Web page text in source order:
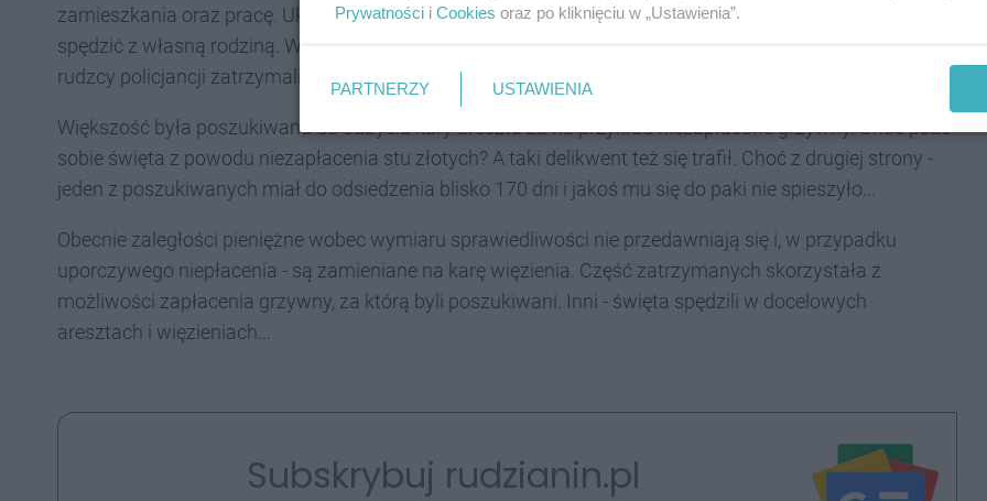
zamieszkania oraz pracę. Ukrywają się u swoich znajomych lub rodziny. Jednak święta każdy chce
spędzić z własną rodziną. Wtedy wystarczy przyjść i zapukać... Tylko w ciągu świątecznego weekendu
rudzcy policjancji zatrzymali 15 osób poszukiwanych przez wymiar sprawiedliwości.
Większość była poszukiwana do odbycia kary aresztu za na przykład niezapłacone grzywny. Choć psuć
sobie święta z powodu niezapłacenia stu złotych? A taki delikwent też się trafił. Choć z drugiej strony -
jeden z poszukiwanych miał do odsiedzenia blisko 170 dni i jakoś mu się do paki nie spieszyło...
Obecnie zaległości pieniężne wobec wymiaru sprawiedliwości nie przedawniają się i, w przypadku
uporczywego niepłacenia - są zamieniane na karę więzienia. Część zatrzymanych skorzystała z
możliwości zapłacenia grzywny, za którą byli poszukiwani. Inni - święta spędzili w docelowych
aresztach i więzieniach...
Subskrybuj rudzianin.pl
Prywatności i Cookies oraz po kliknięciu w „Ustawienia”.
PARTNERZY USTAWIENIA